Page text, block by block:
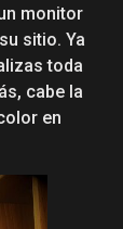
monitor
sitio. Ya
toda
cabe la
en